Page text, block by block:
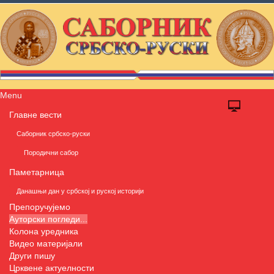
Menu
Главне вести
Саборник србско-руски
Породични сабор
Паметарница
Данашњи дан у србској и руској историји
Препоручујемо
Ауторски погледи...
Колона уредника
Видео материјали
Други пишу
Црквене актуелности